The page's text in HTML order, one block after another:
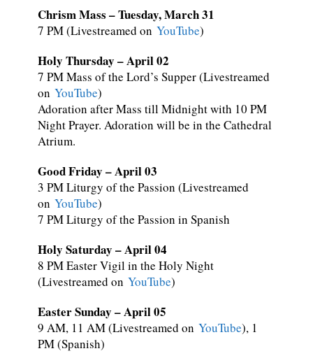
Chrism Mass – Tuesday, March 31
7 PM (Livestreamed on YouTube)
Holy Thursday – April 02
7 PM Mass of the Lord’s Supper (Livestreamed
on YouTube)
Adoration after Mass till Midnight with 10 PM
Night Prayer. Adoration will be in the Cathedral
Atrium.
Good Friday – April 03
3 PM Liturgy of the Passion (Livestreamed
on YouTube)
7 PM Liturgy of the Passion in Spanish
Holy Saturday – April 04
8 PM Easter Vigil in the Holy Night
(Livestreamed on YouTube)
Easter Sunday – April 05
9 AM, 11 AM (Livestreamed on YouTube), 1
PM (Spanish)